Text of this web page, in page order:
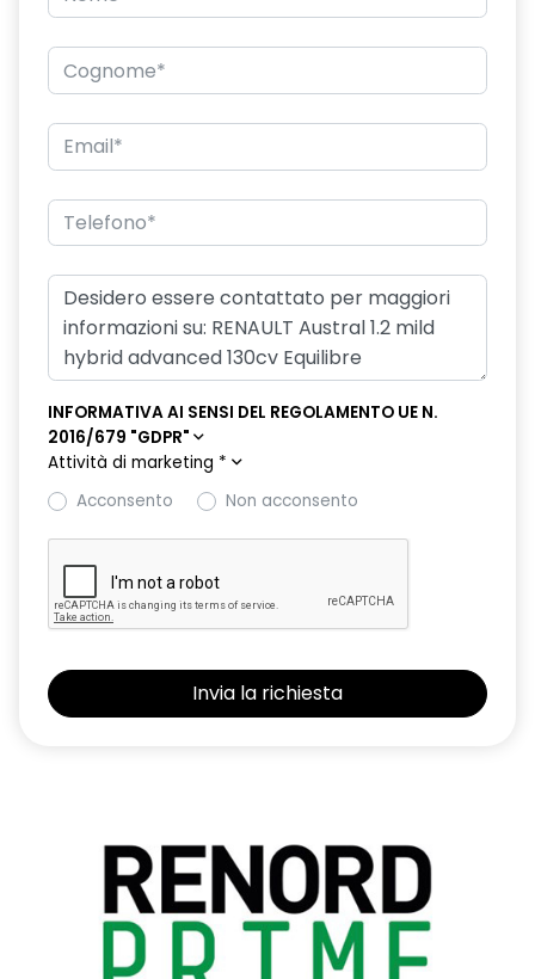
INFORMATIVA AI SENSI DEL REGOLAMENTO UE N.
2016/679 "GDPR"
Attività di marketing *
Acconsento
Non acconsento